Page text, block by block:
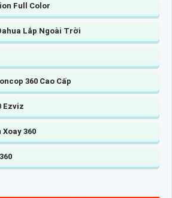
Full Color
Lắp Ngoài Trời
360 Cao Cấp
Ezviz
360